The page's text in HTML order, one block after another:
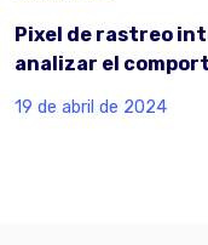
Pixel de rastreo
analizar el
19 de abril de 2024